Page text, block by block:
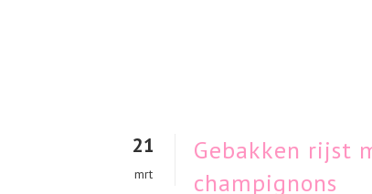
21
mrt
Gebakken rijst
champignons